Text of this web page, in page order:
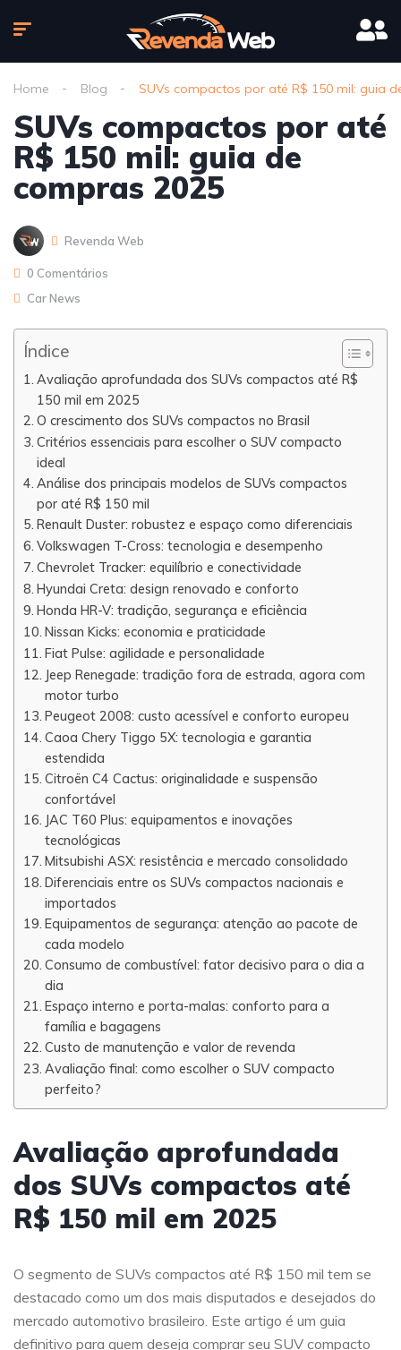
Home Blog SUVs compactos por até R$ 150 mil: guia
SUVs compactos por até
R$ 150 mil: guia de
compras 2025
Revenda Web
0 Comentários
Car News
Índice
Avaliação aprofundada dos SUVs compactos até R$
150 mil em 2025
O crescimento dos SUVs compactos no Brasil
Critérios essenciais para escolher o SUV compacto
ideal
Análise dos principais modelos de SUVs compactos
por até R$ 150 mil
Renault Duster: robustez e espaço como diferenciais
Volkswagen T-Cross: tecnologia e desempenho
Chevrolet Tracker: equilíbrio e conectividade
Hyundai Creta: design renovado e conforto
Honda HR-V: tradição, segurança e eficiência
Nissan Kicks: economia e praticidade
Fiat Pulse: agilidade e personalidade
Jeep Renegade: tradição fora de estrada, agora com
motor turbo
Peugeot 2008: custo acessível e conforto europeu
Caoa Chery Tiggo 5X: tecnologia e garantia
estendida
Citroën C4 Cactus: originalidade e suspensão
confortável
JAC T60 Plus: equipamentos e inovações
tecnológicas
Mitsubishi ASX: resistência e mercado consolidado
Diferenciais entre os SUVs compactos nacionais e
importados
Equipamentos de segurança: atenção ao pacote de
cada modelo
Consumo de combustível: fator decisivo para o dia a
dia
Espaço interno e porta-malas: conforto para a
família e bagagens
Custo de manutenção e valor de revenda
Avaliação final: como escolher o SUV compacto
perfeito?
Avaliação aprofundada
dos SUVs compactos até
R$ 150 mil em 2025
O segmento de SUVs compactos até R$ 150 mil tem se
destacado como um dos mais disputados e desejados do
mercado automotivo brasileiro. Este artigo é um guia
definitivo para quem deseja comprar seu SUV compacto